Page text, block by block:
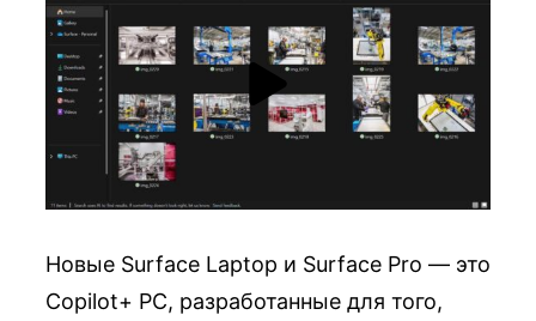
Новые Surface Laptop и Surface Pro — это
Copilot+ PC, разработанные для того,